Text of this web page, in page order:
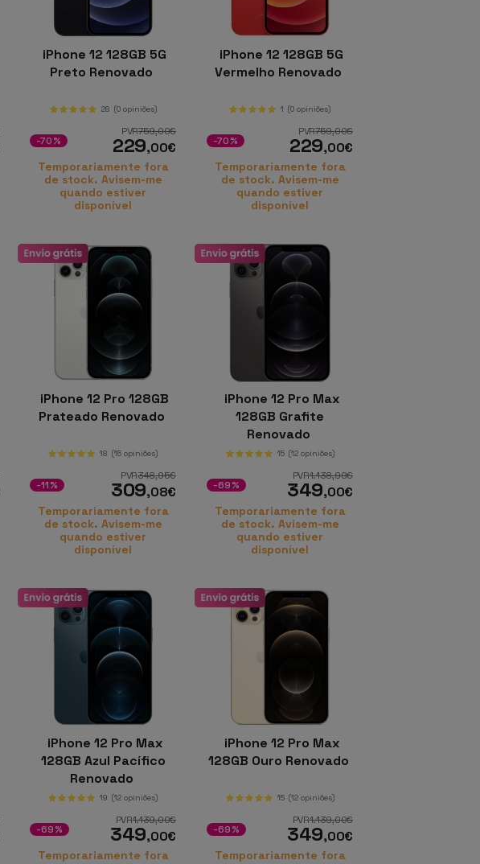
iPhone 12 128GB 5G
Preto Renovado
28 (0 opiniões)
PVR759,00€
229,00€
-70%
Temporariamente fora
de stock. Avisem-me
quando estiver
disponível
iPhone 12 128GB 5G
Vermelho Renovado
1 (0 opiniões)
PVR759,00€
229,00€
-70%
Temporariamente fora
de stock. Avisem-me
quando estiver
disponível
iPhone 12 Pro 128GB
Prateado Renovado
18 (15 opiniões)
PVR348,95€
309,08€
-11%
Temporariamente fora
de stock. Avisem-me
quando estiver
disponível
iPhone 12 Pro Max
128GB Grafite
Renovado
15 (12 opiniões)
PVR1.138,99€
349,00€
-69%
Temporariamente fora
de stock. Avisem-me
quando estiver
disponível
iPhone 12 Pro Max
128GB Azul Pacífico
Renovado
19 (12 opiniões)
PVR1.139,00€
349,00€
-69%
Temporariamente fora
iPhone 12 Pro Max
128GB Ouro Renovado
15 (12 opiniões)
PVR1.139,00€
349,00€
-69%
Temporariamente fora